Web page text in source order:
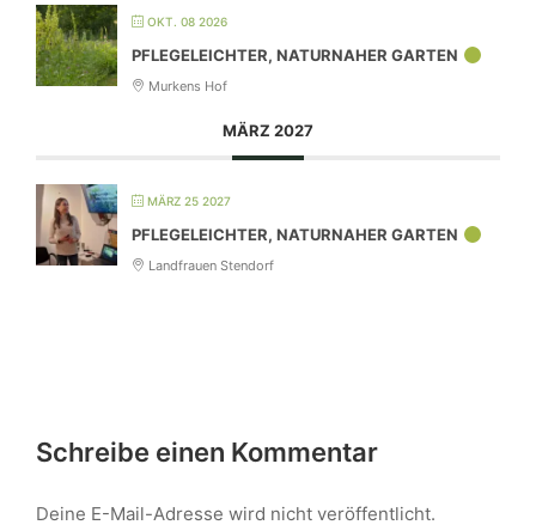
OKT. 08 2026
PFLEGELEICHTER, NATURNAHER GARTEN
Murkens Hof
MÄRZ 2027
MÄRZ 25 2027
PFLEGELEICHTER, NATURNAHER GARTEN
Landfrauen Stendorf
Schreibe einen Kommentar
Deine E-Mail-Adresse wird nicht veröffentlicht.